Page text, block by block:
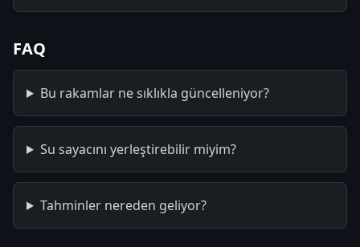
FAQ
Bu rakamlar ne sıklıkla güncelleniyor?
Su sayacını yerleştirebilir miyim?
Tahminler nereden geliyor?